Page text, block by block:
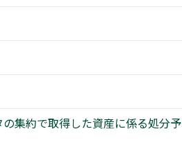
集約で取得した資産に係る処分予